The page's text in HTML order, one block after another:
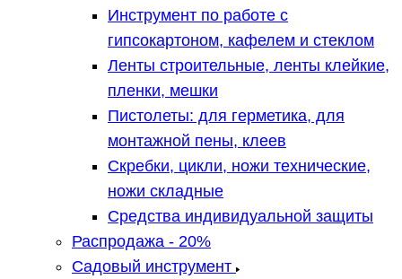
Инструмент по работе с
гипсокартоном, кафелем и стеклом
Ленты строительные, ленты клейкие,
пленки, мешки
Пистолеты: для герметика, для
монтажной пены, клеев
Скребки, цикли, ножи технические,
ножи складные
Средства индивидуальной защиты
Распродажа - 20%
Садовый инструмент